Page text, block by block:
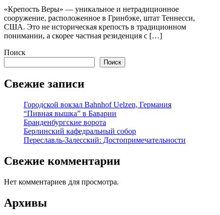
«Крепость Веры» — уникальное и нетрадиционное
сооружение, расположенное в Гринбэке, штат Теннесси,
США. Это не историческая крепость в традиционном
понимании, а скорее частная резиденция с […]
Поиск
Поиск
Свежие записи
Городской вокзал Bahnhof Uelzen, Германия
“Пивная вышка” в Баварии
Бранденбургские ворота
Берлинский кафедральный собор
Переславль-Залесский: Достопримечательности
Свежие комментарии
Нет комментариев для просмотра.
Архивы